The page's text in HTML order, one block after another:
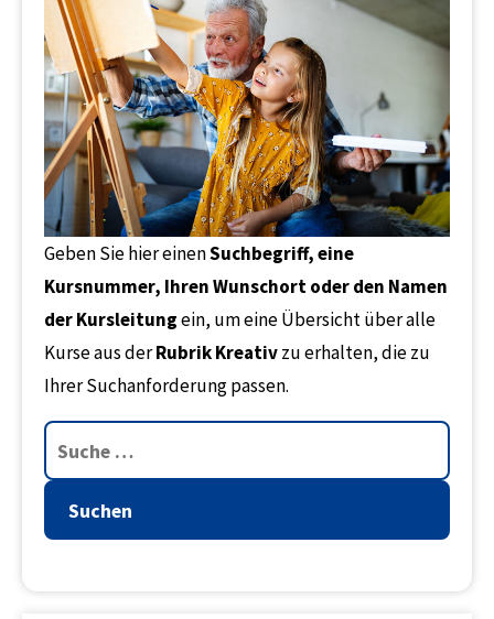
Geben Sie hier einenSuchbegriff, eine
Kursnummer, Ihren Wunschort oder den Namen
der Kursleitungein, um eine Übersicht über alle
Kurse aus derRubrik Kreativzu erhalten, die zu
Ihrer Suchanforderung passen.
Suchen